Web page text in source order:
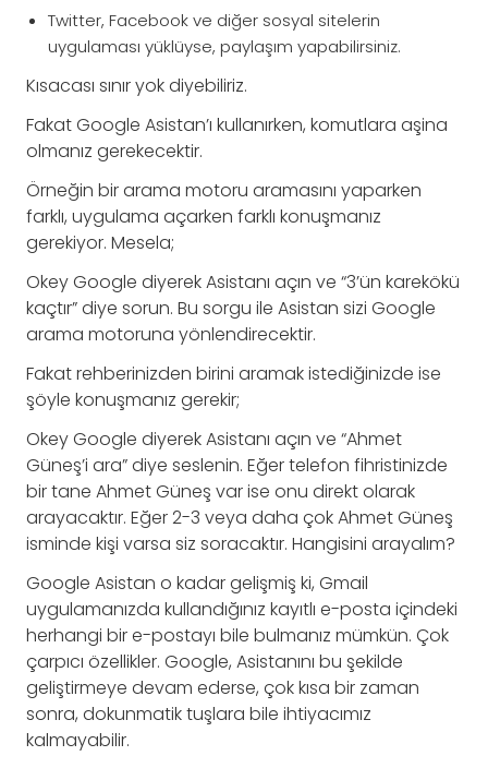
Twitter, Facebook ve diğer sosyal sitelerin
uygulaması yüklüyse, paylaşım yapabilirsiniz.
Kısacası sınır yok diyebiliriz.
Fakat Google Asistan’ı kullanırken, komutlara aşina
olmanız gerekecektir.
Örneğin bir arama motoru aramasını yaparken
farklı, uygulama açarken farklı konuşmanız
gerekiyor. Mesela;
Okey Google diyerek Asistanı açın ve “3’ün karekökü
kaçtır” diye sorun. Bu sorgu ile Asistan sizi Google
arama motoruna yönlendirecektir.
Fakat rehberinizden birini aramak istediğinizde ise
şöyle konuşmanız gerekir;
Okey Google diyerek Asistanı açın ve “Ahmet
Güneş’i ara” diye seslenin. Eğer telefon fihristinizde
bir tane Ahmet Güneş var ise onu direkt olarak
arayacaktır. Eğer 2-3 veya daha çok Ahmet Güneş
isminde kişi varsa siz soracaktır. Hangisini arayalım?
Google Asistan o kadar gelişmiş ki, Gmail
uygulamanızda kullandığınız kayıtlı e-posta içindeki
herhangi bir e-postayı bile bulmanız mümkün. Çok
çarpıcı özellikler. Google, Asistanını bu şekilde
geliştirmeye devam ederse, çok kısa bir zaman
sonra, dokunmatik tuşlara bile ihtiyacımız
kalmayabilir.